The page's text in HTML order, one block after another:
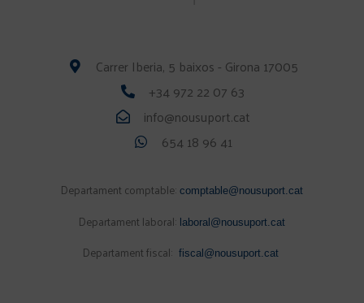
Carrer Iberia, 5 baixos - Girona 17005
+34 972 22 07 63
info@nousuport.cat
654 18 96 41
Departament comptable: comptable@nousuport.cat
Departament laboral: laboral@nousuport.cat
Departament fiscal: fiscal@nousuport.cat